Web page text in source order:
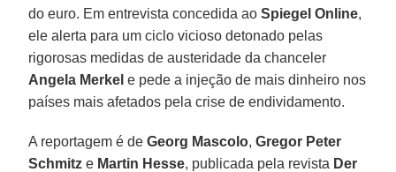
do euro. Em entrevista concedida aoSpiegel Online,
ele alerta para um ciclo vicioso detonado pelas
rigorosas medidas de austeridade da chanceler
Angela Merkel e pede a injeção de mais dinheiro nos
países mais afetados pela crise de endividamento.
A reportagem é deGeorg Mascolo,Gregor Peter
Schmitz e Martin Hesse, publicada pela revista Der